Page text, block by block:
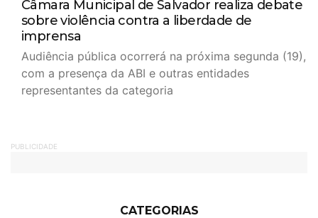
Câmara Municipal de Salvador realiza debate
sobre violência contra a liberdade de
imprensa
Audiência pública ocorrerá na próxima segunda (19),
com a presença da ABI e outras entidades
representantes da categoria
PUBLICIDADE
CATEGORIAS